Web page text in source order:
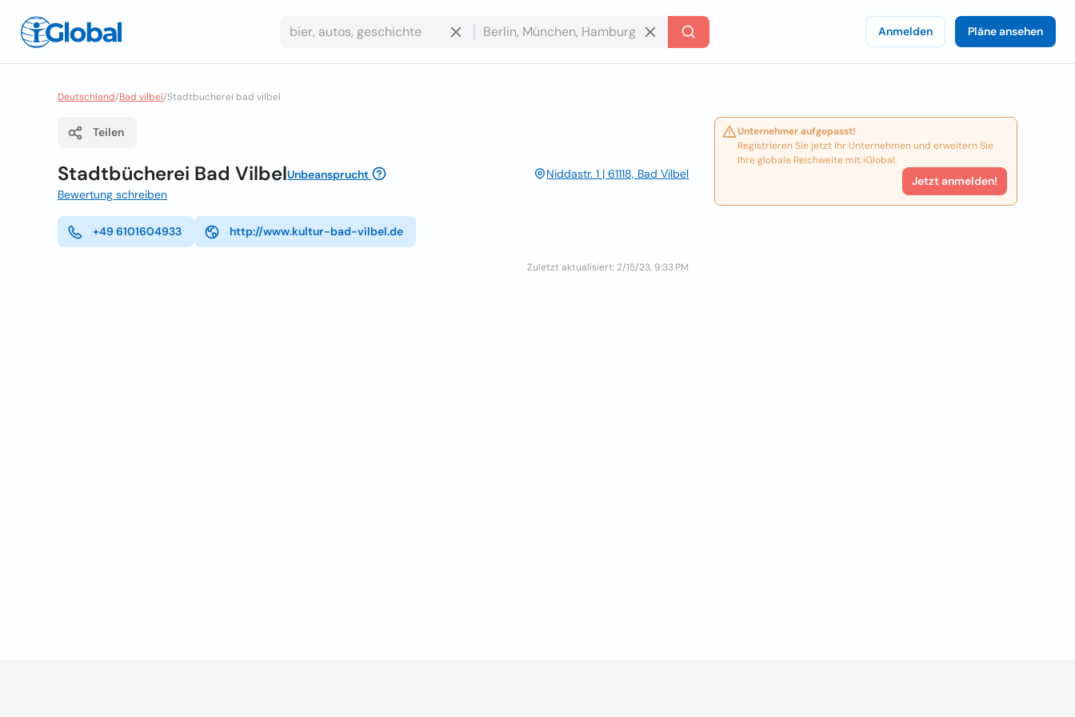
Anmelden Pläne ansehen
Deutschland/Bad vilbel/Stadtbucherei bad vilbel
Teilen
Stadtbücherei Bad VilbelUnbeansprucht
Niddastr. 1 | 61118, Bad Vilbel
Bewertung schreiben
+49 6101604933 http://www.kultur-bad-vilbel.de
Zuletzt aktualisiert: 2/15/23, 9:33 PM
Unternehmer aufgepasst!
Registrieren Sie jetzt Ihr Unternehmen und erweitern Sie
Ihre globale Reichweite mit iGlobal.
Jetzt anmelden!